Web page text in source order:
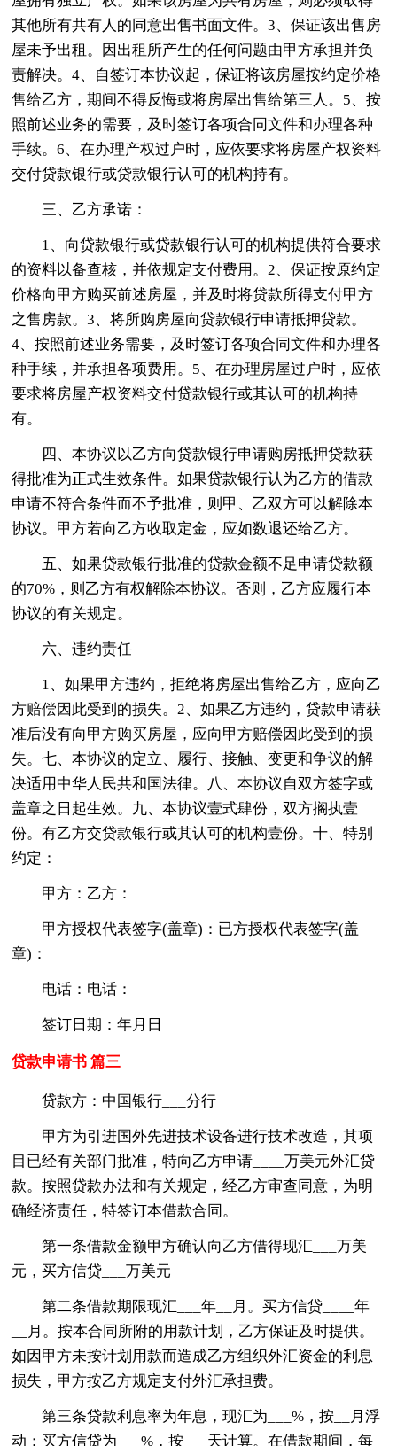
其他所有共有人的同意出售书面文件。3、保证该出售房
屋未予出租。因出租所产生的任何问题由甲方承担并负
责解决。4、自签订本协议起，保证将该房屋按约定价格
售给乙方，期间不得反悔或将房屋出售给第三人。5、按
照前述业务的需要，及时签订各项合同文件和办理各种
手续。6、在办理产权过户时，应依要求将房屋产权资料
交付贷款银行或贷款银行认可的机构持有。
三、乙方承诺：
1、向贷款银行或贷款银行认可的机构提供符合要求
的资料以备查核，并依规定支付费用。2、保证按原约定
价格向甲方购买前述房屋，并及时将贷款所得支付甲方
之售房款。3、将所购房屋向贷款银行申请抵押贷款。
4、按照前述业务需要，及时签订各项合同文件和办理各
种手续，并承担各项费用。5、在办理房屋过户时，应依
要求将房屋产权资料交付贷款银行或其认可的机构持
有。
四、本协议以乙方向贷款银行申请购房抵押贷款获
得批准为正式生效条件。如果贷款银行认为乙方的借款
申请不符合条件而不予批准，则甲、乙双方可以解除本
协议。甲方若向乙方收取定金，应如数退还给乙方。
五、如果贷款银行批准的贷款金额不足申请贷款额
的70%，则乙方有权解除本协议。否则，乙方应履行本
协议的有关规定。
六、违约责任
1、如果甲方违约，拒绝将房屋出售给乙方，应向乙
方赔偿因此受到的损失。2、如果乙方违约，贷款申请获
准后没有向甲方购买房屋，应向甲方赔偿因此受到的损
失。七、本协议的定立、履行、接触、变更和争议的解
决适用中华人民共和国法律。八、本协议自双方签字或
盖章之日起生效。九、本协议壹式肆份，双方搁执壹
份。有乙方交贷款银行或其认可的机构壹份。十、特别
约定：
甲方：乙方：
甲方授权代表签字(盖章)：已方授权代表签字(盖
章)：
电话：电话：
签订日期：年月日
贷款申请书 篇三
贷款方：中国银行___分行
甲方为引进国外先进技术设备进行技术改造，其项
目已经有关部门批准，特向乙方申请____万美元外汇贷
款。按照贷款办法和有关规定，经乙方审查同意，为明
确经济责任，特签订本借款合同。
第一条借款金额甲方确认向乙方借得现汇___万美
元，买方信贷___万美元
第二条借款期限现汇___年__月。买方信贷____年
__月。按本合同所附的用款计划，乙方保证及时提供。
如因甲方未按计划用款而造成乙方组织外汇资金的利息
损失，甲方按乙方规定支付外汇承担费。
第三条贷款利息率为年息，现汇为___%，按__月浮
动；买方信贷为___%，按___天计算。在借款期间，每